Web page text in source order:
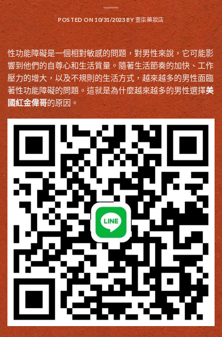
POSTED ON 10/31/2023BY 壹柒藥妝店
性功能障礙是一個相對敏感的問題，對男性來說，它可能影
響到他們的自尊心和生活質量。隨著生活節奏的加快、工作
壓力的增大，以及不規則的生活方式，越來越多的男性面臨
著性功能障礙的問題。這就是為什麼越來越多的男性選擇美
國紅金偉哥的原因。